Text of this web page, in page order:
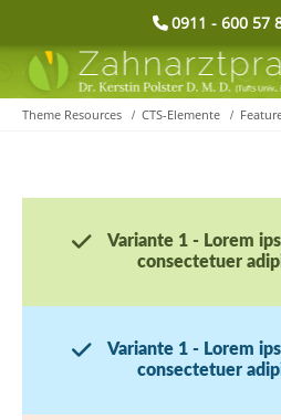
0911 - 600 57
Theme Resources CTS-Elemente
Variante 1 - Lorem
consectetuer
Variante 1 - Lorem
consectetuer